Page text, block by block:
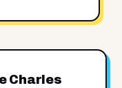
Charles